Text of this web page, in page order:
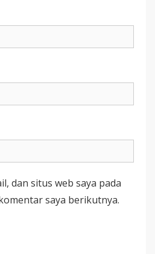
dan situs web saya pada
saya berikutnya.